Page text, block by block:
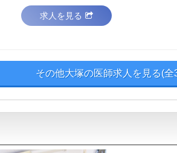
求人を見る
その他大塚の医師求人を見る(